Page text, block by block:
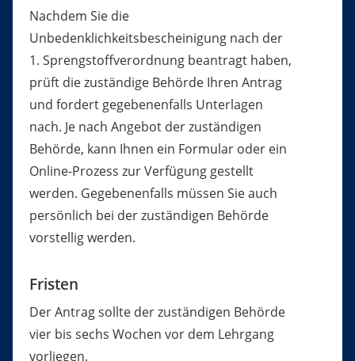
Nachdem Sie die
Unbedenklichkeitsbescheinigung nach der
1. Sprengstoffverordnung beantragt haben,
prüft die zuständige Behörde Ihren Antrag
und fordert gegebenenfalls Unterlagen
nach. Je nach Angebot der zuständigen
Behörde, kann Ihnen ein Formular oder ein
Online-Prozess zur Verfügung gestellt
werden. Gegebenenfalls müssen Sie auch
persönlich bei der zuständigen Behörde
vorstellig werden.
Fristen
Der Antrag sollte der zuständigen Behörde
vier bis sechs Wochen vor dem Lehrgang
vorliegen.